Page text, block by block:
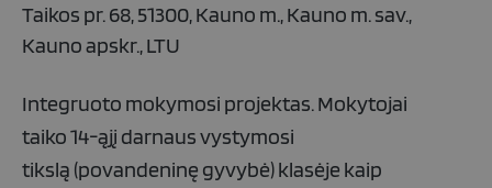
Taikos pr. 68, 51300, Kauno m., Kauno m. sav.,
Kauno apskr., LTU
Integruoto mokymosi projektas. Mokytojai
taiko14-ąjį darnaus vystymosi
tikslą (povandeninę gyvybė)klasėje kaip